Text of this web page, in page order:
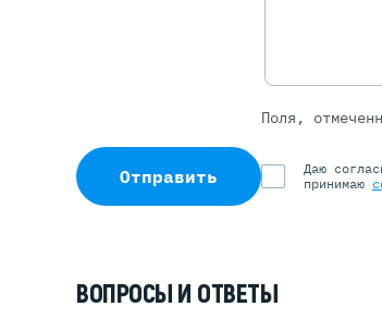
Поля,
Отправить Даю
принимаю
ВОПРОСЫ И ОТВЕТЫ